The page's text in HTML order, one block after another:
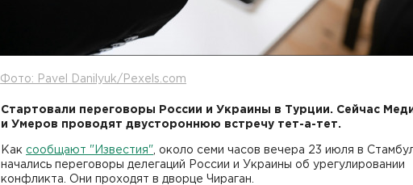
Фото: Pavel Danilyuk/Pexels.com
Стартовали переговоры России и Украины в Турции. Сейчас
и Умеров проводят двустороннюю встречу тет-а-тет.
Как сообщают "Известия" , около семи часов вечера 23 июля в
начались переговоры делегаций России и Украины об урегулировании
конфликта. Они проходят в дворце Чираган.